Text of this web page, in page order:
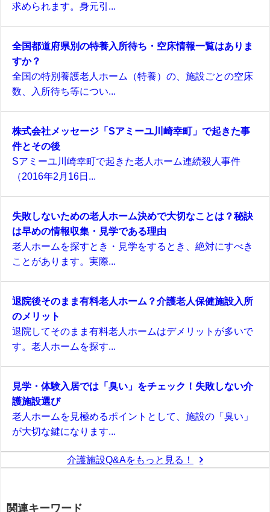
求められます。身元引...
全国都道府県別の特養入所待ち・空床情報一覧はありま
すか？
全国の特別養護老人ホーム（特養）の、施設ごとの空床
数、入所待ち等につい...
株式会社メッセージ「Sアミーユ川崎幸町」で起きた事
件とその後
Sアミーユ川崎幸町で起きた老人ホーム連続殺人事件
（2016年2月16日...
失敗しないための老人ホーム決めで大切なことは？秘訣
は早めの情報収集・見学である理由
老人ホームを探すとき・見学をするとき、絶対にすべき
ことがあります。実際...
退院後そのまま有料老人ホーム？介護老人保健施設入所
のメリット
退院してそのまま有料老人ホームはデメリットが多いで
す。老人ホームを探す...
見学・体験入居では「臭い」をチェック！失敗しない介
護施設選び
老人ホームを見極めるポイントとして、施設の「臭い」
が大切な鍵になります...
介護施設Q&Aをもっと見る！
関連キーワード